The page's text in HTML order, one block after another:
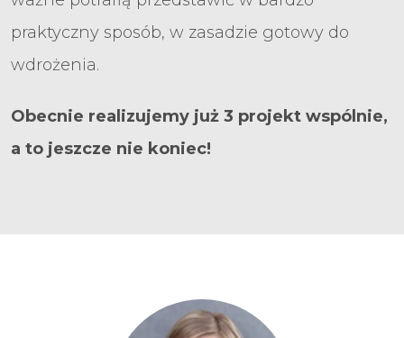
praktyczny sposób, w zasadzie gotowy do
wdrożenia.
Obecnie realizujemy już 3 projekt wspólnie,
a to jeszcze nie koniec!